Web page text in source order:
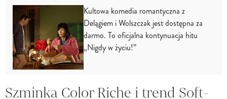
Kultowa komedia romantyczna z
Delągiem i Wolszczak jest dostępna za
darmo. To oficjalna kontynuacja hitu
„Nigdy w życiu!”
Szminka Color Riche i trend Soft-